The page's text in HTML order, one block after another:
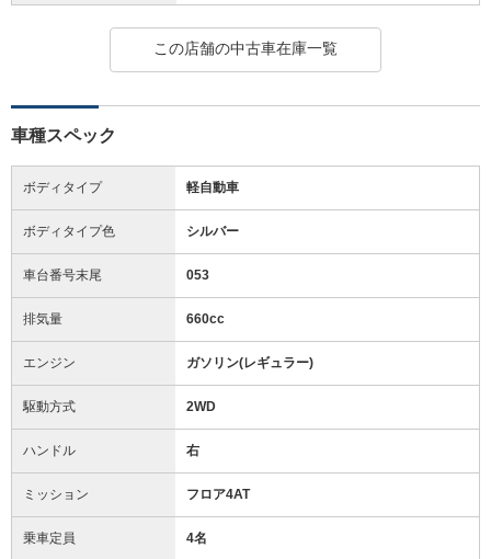
この店舗の中古車在庫一覧
車種スペック
ボディタイプ 軽自動車
ボディタイプ色 シルバー
車台番号末尾 053
排気量 660cc
エンジン ガソリン(レギュラー)
駆動方式 2WD
ハンドル 右
ミッション フロア4AT
乗車定員 4名